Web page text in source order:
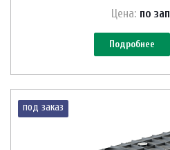
Цена: по зап
Подробнее
под заказ